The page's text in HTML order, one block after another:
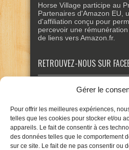
Gérer le
Pour offrir les meilleures expériences,
telles que les cookies pour stocker et/ou
appareils. Le fait de consentir à ces
des données telles que le comportement
sur ce site. Le fait de ne pas consentir ou
Horse Village participe au
Partenaires d'Amazon EU,
d'affiliation conçu pour
percevoir une
de liens vers Amazon.fr.
RETROUVEZ-NOUS SUR